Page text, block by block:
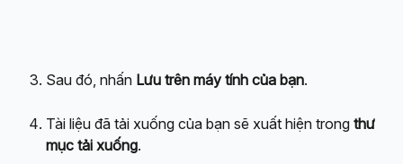
Sau đó, nhấn Lưu trên máy tính của bạn.
Tài liệu đã tải xuống của bạn sẽ xuất hiện trong thư
mục tải xuống.